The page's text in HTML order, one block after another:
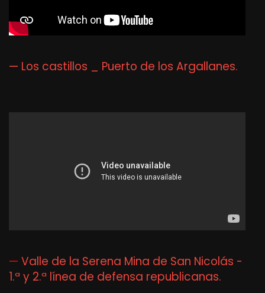
— Los castillos _ Puerto de los Argallanes.
— Valle de la Serena Mina de San Nicolás -
1.ª y 2.ª línea de defensa republicanas.